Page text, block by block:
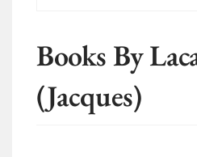
Books By
(Jacques)